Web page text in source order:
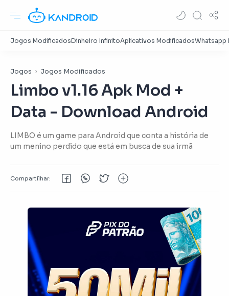
Jogos Jogos Modificados
Limbo v1.16 Apk Mod +
Data - Download Android
LIMBO é um game para Android que conta a história de
um menino perdido que está em busca de sua irmã